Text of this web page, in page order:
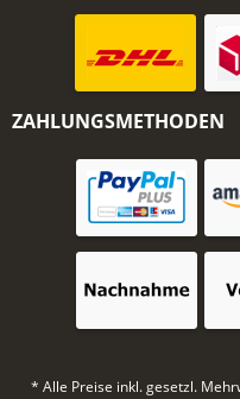
ZAHLUNGSMETHODEN
* Alle Preise inkl. gesetzl.